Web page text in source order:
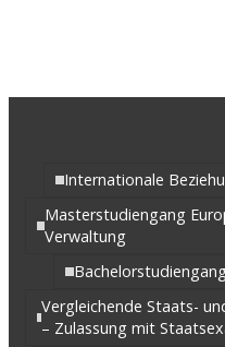
Internationale
Masterstudiengang
Verwaltung
Vergleichende Staats-
– Zulassung mit